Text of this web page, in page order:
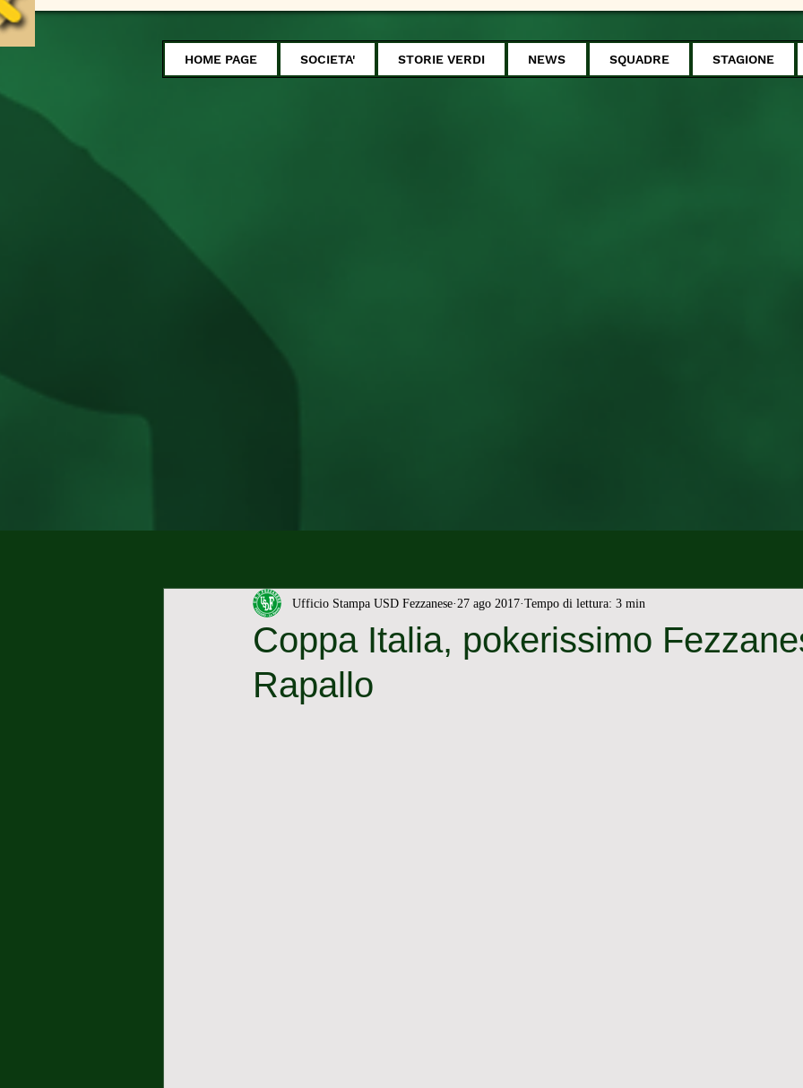
HOME PAGE SOCIETA' STORIE VERDI NEWS SQUADRE STAGIONE
Coppa Italia, pokerissimo
Rapallo
Ufficio Stampa USD Fezzanese 27 ago 2017 Tempo di lettura: 3 min